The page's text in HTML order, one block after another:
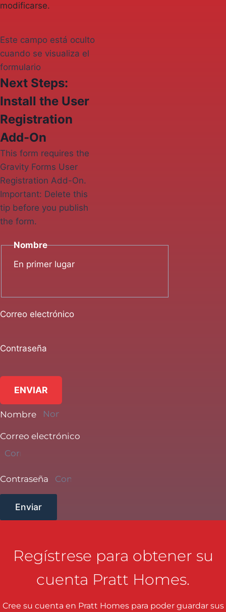
modificarse.
Este campo está oculto
cuando se visualiza el
formulario
Next Steps:
Install the User
Registration
Add-On
This form requires the
Gravity Forms User
Registration Add-On.
Important: Delete this
tip before you publish
the form.
Nombre
En primer lugar
Correo electrónico
Contraseña
ENVIAR
Nombre
Correo electrónico
Contraseña
Enviar
Regístrese para obtener su
cuenta Pratt Homes.
Cree su cuenta en Pratt Homes para poder guardar sus